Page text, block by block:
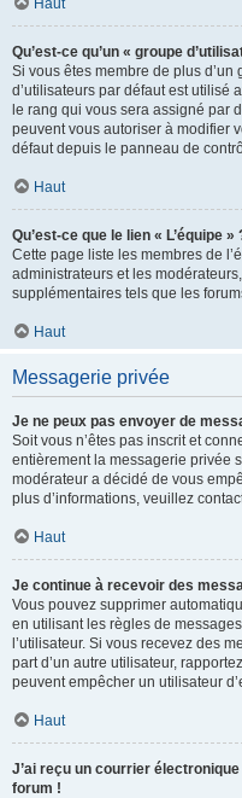
Haut
Qu’est-ce qu’un « groupe
Si vous êtes membre de plus d’un
d’utilisateurs par défaut est utilisé
le rang qui vous sera assigné par
peuvent vous autoriser à modifier
défaut depuis le panneau de
Haut
Qu’est-ce que le lien « L’équipe »
Cette page liste les membres de
administrateurs et les
supplémentaires tels que les
Haut
Messagerie privée
Je ne peux pas envoyer de
Soit vous n’êtes pas inscrit et
entièrement la messagerie privée
modérateur a décidé de vous
plus d’informations, veuillez
Haut
Je continue à recevoir des
Vous pouvez supprimer
en utilisant les règles de
l’utilisateur. Si vous recevez des
part d’un autre utilisateur,
peuvent empêcher un utilisateur
Haut
J’ai reçu un courrier
forum !